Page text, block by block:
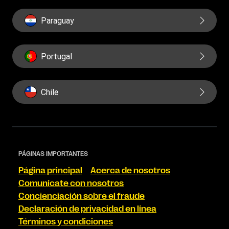
Paraguay
Portugal
Chile
PÁGINAS IMPORTANTES
Página principal
Acerca de nosotros
Comunícate con nosotros
Concienciación sobre el fraude
Declaración de privacidad en línea
Términos y condiciones